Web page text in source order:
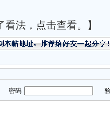
法，点击查看。】
密码 验